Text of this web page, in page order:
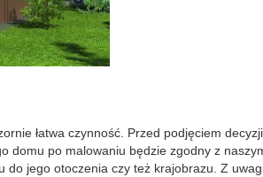
łatwa czynność. Przed podjęciem decyzji
domu po malowaniu będzie zgodny z
do jego otoczenia czy też krajobrazu. Z